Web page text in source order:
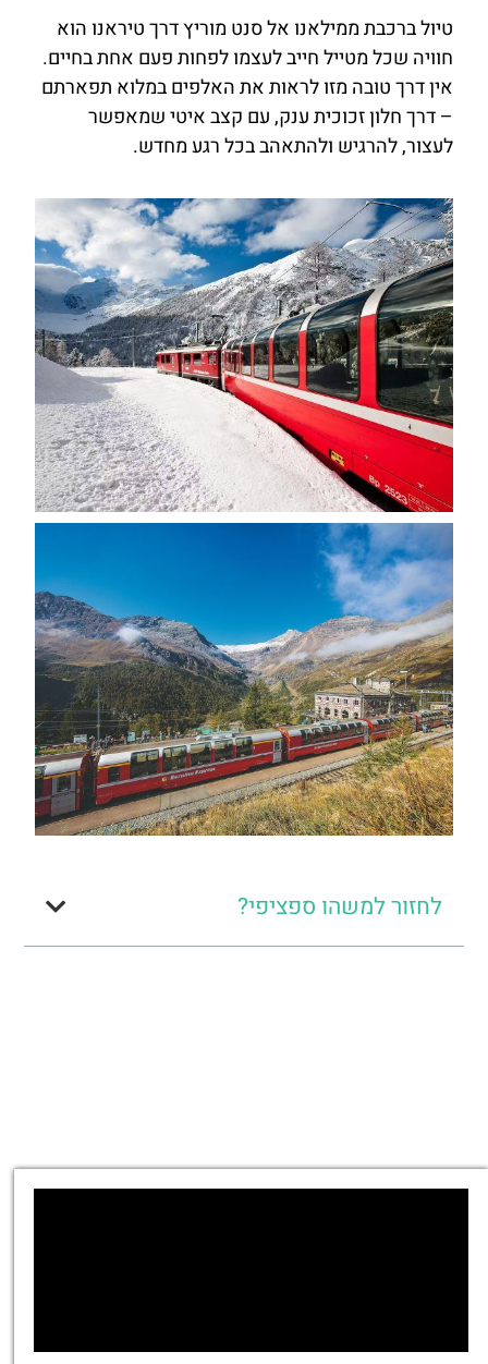
טיול ברכבת ממילאנו אל סנט מוריץ דרך טיראנו הוא
חוויה שכל מטייל חייב לעצמו לפחות פעם אחת בחיים.
אין דרך טובה מזו לראות את האלפים במלוא תפארתם
– דרך חלון זכוכית ענק, עם קצב איטי שמאפשר
לעצור, להרגיש ולהתאהב בכל רגע מחדש.
לחזור למשהו ספציפי?